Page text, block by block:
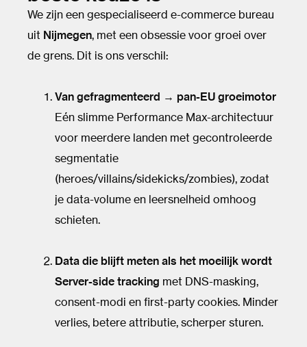
We zijn een gespecialiseerd e-commerce bureau
uit Nijmegen, met een obsessie voor groei over
de grens. Dit is ons verschil:
Van gefragmenteerd → pan-EU groeimotor
Eén slimme Performance Max-architectuur
voor meerdere landen met gecontroleerde
segmentatie
(heroes/villains/sidekicks/zombies), zodat
je data-volume en leersnelheid omhoog
schieten.
Data die blijft meten als het moeilijk wordt
Server-side tracking met DNS-masking,
consent-modi en first-party cookies. Minder
verlies, betere attributie, scherper sturen.